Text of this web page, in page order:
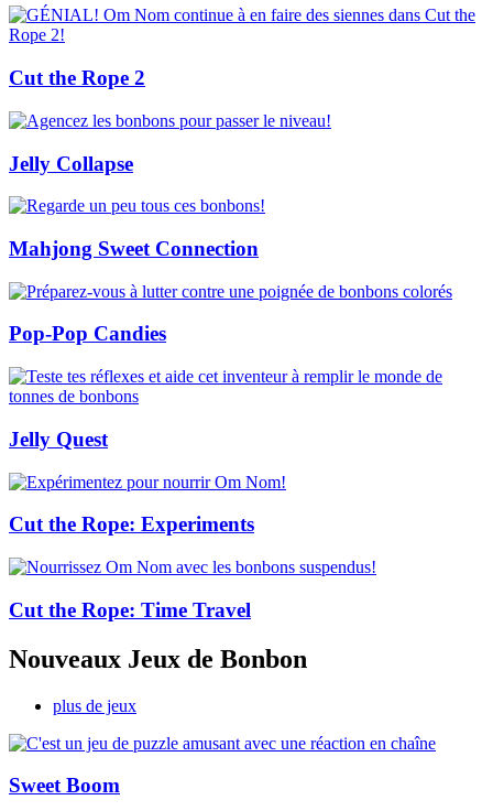
Cut the Rope 2
Jelly Collapse
Mahjong Sweet Connection
Pop-Pop Candies
Jelly Quest
Cut the Rope: Experiments
Cut the Rope: Time Travel
Nouveaux Jeux de Bonbon
plus de jeux
Sweet Boom